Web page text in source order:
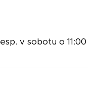
v sobotu o 11:00